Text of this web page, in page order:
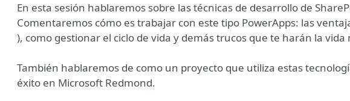
En esta sesión hablaremos sobre las técnicas de desarrollo de
Comentaremos cómo es trabajar con este tipo PowerApps: las
), como gestionar el ciclo de vida y demás trucos que te harán la vida
También hablaremos de como un proyecto que utiliza estas
éxito en Microsoft Redmond.